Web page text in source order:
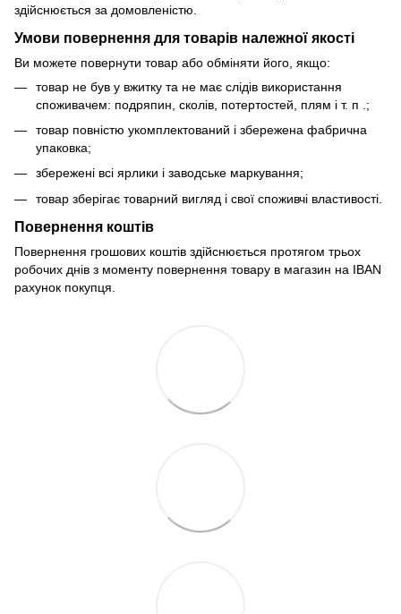
здійснюється за домовленістю.
Умови повернення для товарів належної якості
Ви можете повернути товар або обміняти його, якщо:
товар не був у вжитку та не має слідів використання
споживачем: подряпин, сколів, потертостей, плям і т. п .;
товар повністю укомплектований і збережена фабрична
упаковка;
збережені всі ярлики і заводське маркування;
товар зберігає товарний вигляд і свої споживчі властивості.
Повернення коштів
Повернення грошових коштів здійснюється протягом трьох
робочих днів з моменту повернення товару в магазин на IBAN
рахунок покупця.